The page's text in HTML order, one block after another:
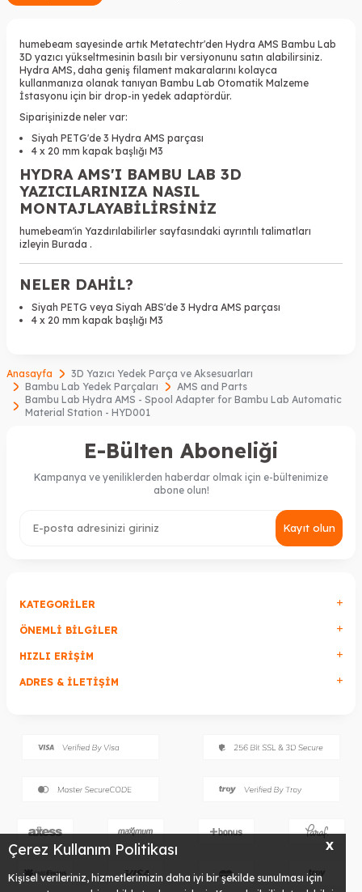
X
Çerez Kullanım Politikası
Kişisel verileriniz, hizmetlerimizin daha iyi bir şekilde sunulması için
humebeam sayesinde artık Metatechtr'den Hydra AMS Bambu Lab
3D yazıcı yükseltmesinin basılı bir versiyonunu satın alabilirsiniz.
Hydra AMS, daha geniş filament makaralarını kolayca
kullanmanıza olanak tanıyan Bambu Lab Otomatik Malzeme
İstasyonu için bir drop-in yedek adaptördür.
Siparişinizde neler var:
Siyah PETG'de 3 Hydra AMS parçası
4 x 20 mm kapak başlığı M3
HYDRA AMS'I BAMBU LAB 3D
YAZICILARINIZA NASIL
MONTAJLAYABİLİRSİNİZ
humebeam'in Yazdırılabilirler sayfasındaki ayrıntılı talimatları
izleyin Burada .
NELER DAHİL?
Siyah PETG veya Siyah ABS'de 3 Hydra AMS parçası
4 x 20 mm kapak başlığı M3
Anasayfa
3D Yazıcı Yedek Parça ve Aksesuarları
Bambu Lab Yedek Parçaları
AMS and Parts
Bambu Lab Hydra AMS - Spool Adapter for Bambu Lab Automatic
Material Station - HYD001
E-Bülten Aboneliği
Kampanya ve yeniliklerden haberdar olmak için e-bültenimize
abone olun!
Kayıt olun
KATEGORILER
ÖNEMLI BILGILER
HIZLI ERIŞIM
ADRES & İLETIŞIM